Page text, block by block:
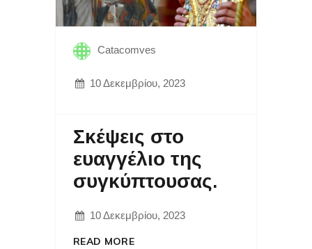
Catacomves
10 Δεκεμβρίου, 2023
Σκέψεις στο
ευαγγέλιο της
συγκύπτουσας.
10 Δεκεμβρίου, 2023
READ MORE